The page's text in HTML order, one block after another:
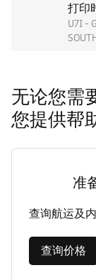
打印
U7I -
无论您需
您提供帮
准
查询航运及
查询价格